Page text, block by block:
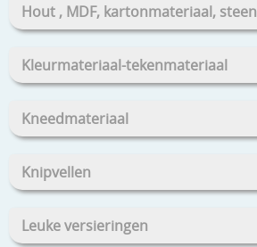
Hout , MDF, kartonmateriaal, steen
Kleurmateriaal-tekenmateriaal
Kneedmateriaal
Knipvellen
Leuke versieringen